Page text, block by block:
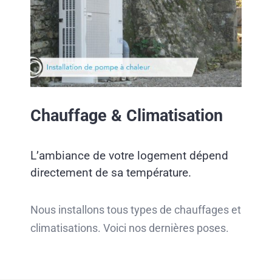
Chauffage & Climatisation
L’ambiance de votre logement dépend
directement de sa température.
Nous installons tous types de chauffages et
climatisations. Voici nos dernières poses.